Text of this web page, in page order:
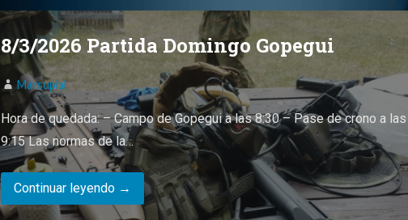
8/3/2026 Partida Domingo Gopegui
Marsupial
Hora de quedada: – Campo de Gopegui a las 8:30 – Pase de crono a las
9:15 Las normas de la…
Continuar leyendo →